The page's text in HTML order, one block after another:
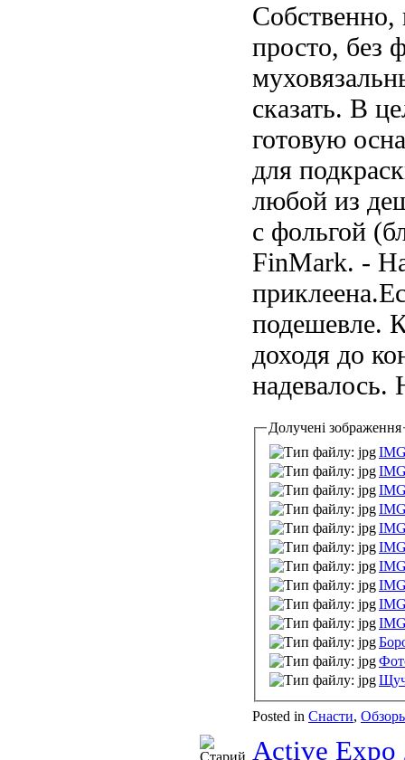
Собственно,
просто, без
сказать. В
готовую
для
любой из
с фольгой
FinMark. -
подешевле.
доходя до
Долучені зображення
Posted in Снасти,
Active Expo